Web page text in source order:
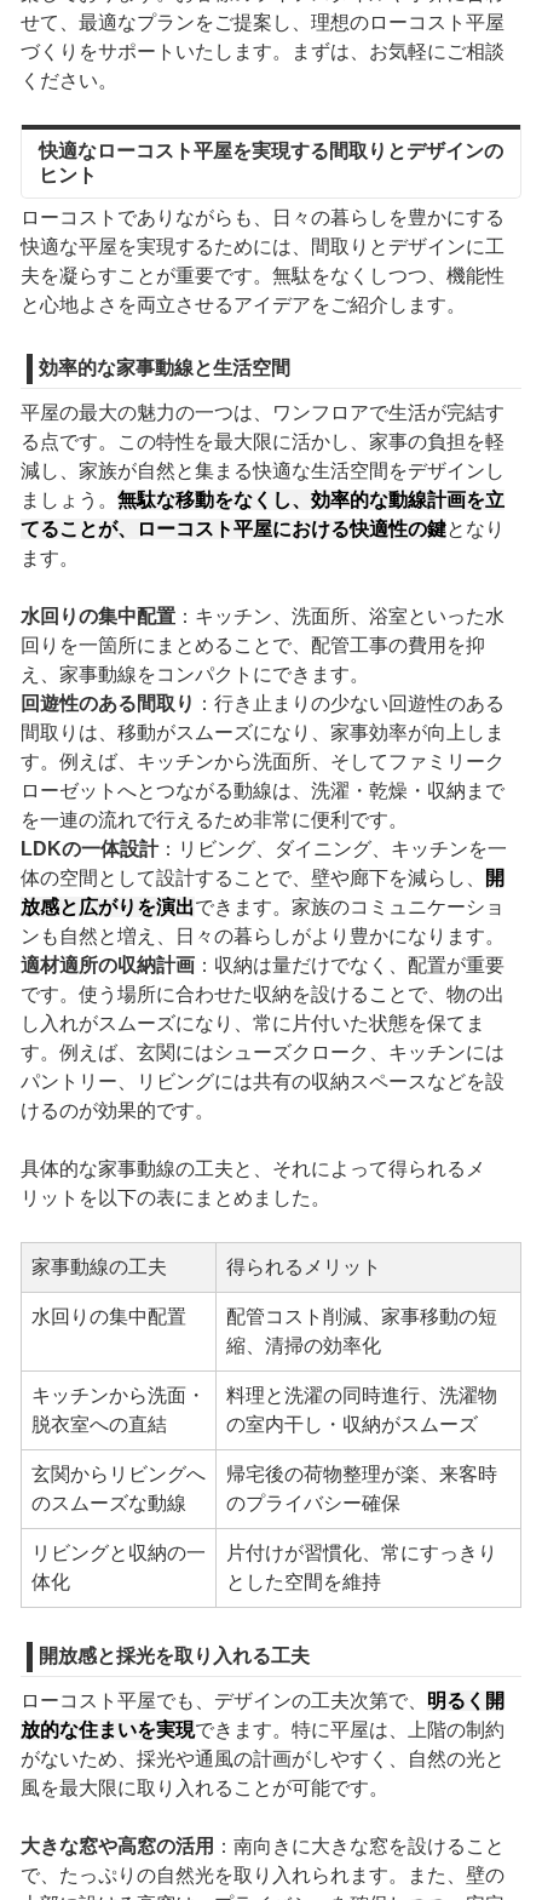
せて、最適なプランをご提案し、理想のローコスト平屋
づくりをサポートいたします。まずは、お気軽にご相談
ください。
快適なローコスト平屋を実現する間取りとデザインの
ヒント
ローコストでありながらも、日々の暮らしを豊かにする
快適な平屋を実現するためには、間取りとデザインに工
夫を凝らすことが重要です。無駄をなくしつつ、機能性
と心地よさを両立させるアイデアをご紹介します。
効率的な家事動線と生活空間
平屋の最大の魅力の一つは、ワンフロアで生活が完結す
る点です。この特性を最大限に活かし、家事の負担を軽
減し、家族が自然と集まる快適な生活空間をデザインし
ましょう。 無駄な移動をなくし、効率的な動線計画を立
てることが、ローコスト平屋における快適性の鍵となり
ます。
水回りの集中配置：キッチン、洗面所、浴室といった水
回りを一箇所にまとめることで、配管工事の費用を抑
え、家事動線をコンパクトにできます。
回遊性のある間取り ：行き止まりの少ない回遊性のある
間取りは、移動がスムーズになり、家事効率が向上しま
す。例えば、キッチンから洗面所、そしてファミリーク
ローゼットへとつながる動線は、洗濯・乾燥・収納まで
を一連の流れで行えるため非常に便利です。
LDKの一体設計：リビング、ダイニング、キッチンを一
体の空間として設計することで、壁や廊下を減らし、
開
放感と広がりを演出できます。家族のコミュニケーショ
ンも自然と増え、日々の暮らしがより豊かになります。
適材適所の収納計画：収納は量だけでなく、配置が重要
です。使う場所に合わせた収納を設けることで、物の出
し入れがスムーズになり、常に片付いた状態を保てま
す。例えば、玄関にはシューズクローク、キッチンには
パントリー、リビングには共有の収納スペースなどを設
けるのが効果的です。
具体的な家事動線の工夫と、それによって得られるメ
リットを以下の表にまとめました。
家事動線の工夫 得られるメリット
水回りの集中配置
配管コスト削減、家事移動の短
縮、清掃の効率化
キッチンから洗面・
脱衣室への直結
料理と洗濯の同時進行、洗濯物
の室内干し・収納がスムーズ
玄関からリビングへ
のスムーズな動線
帰宅後の荷物整理が楽、来客時
のプライバシー確保
リビングと収納の一
体化
片付けが習慣化、常にすっきり
とした空間を維持
開放感と採光を取り入れる工夫
ローコスト平屋でも、デザインの工夫次第で、 明るく開
放的な住まいを実現できます。特に平屋は、上階の制約
がないため、採光や通風の計画がしやすく、自然の光と
風を最大限に取り入れることが可能です。
大きな窓や高窓の活用 ：南向きに大きな窓を設けること
で、たっぷりの自然光を取り入れられます。また、壁の